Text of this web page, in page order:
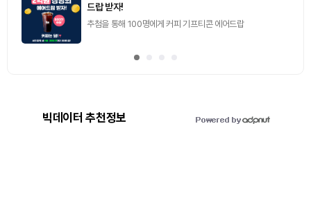
드랍 받자!
추첨을 통해 100명에게 커피 기프티콘 에어드랍
빅데이터 추천정보